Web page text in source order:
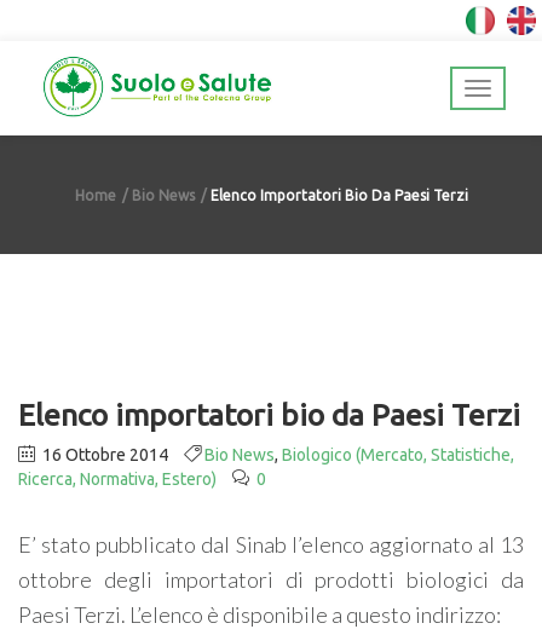
Home Bio News Elenco Importatori Bio Da Paesi Terzi
Elenco importatori bio da Paesi Terzi
16 Ottobre 2014 Bio News, Biologico (Mercato, Statistiche,
Ricerca, Normativa, Estero)
0
E’ stato pubblicato dal Sinab l’elenco aggiornato al 13
ottobre degli importatori di prodotti biologici da
Paesi Terzi. L’elenco è disponibile a questo indirizzo: